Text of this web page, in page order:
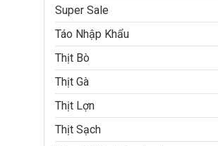
Super Sale
Táo Nhập Khẩu
Thịt Bò
Thịt Gà
Thịt Lợn
Thịt Sạch